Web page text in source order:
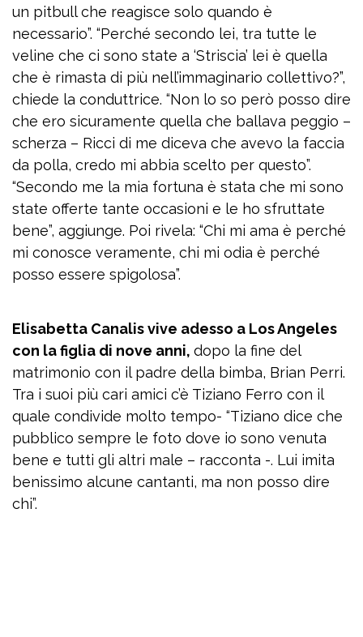
un pitbull che reagisce solo quando è
necessario”. “Perché secondo lei, tra tutte le
veline che ci sono state a ‘Striscia’ lei è quella
che è rimasta di più nell’immaginario collettivo?”,
chiede la conduttrice. “Non lo so però posso dire
che ero sicuramente quella che ballava peggio –
scherza – Ricci di me diceva che avevo la faccia
da polla, credo mi abbia scelto per questo”.
“Secondo me la mia fortuna è stata che mi sono
state offerte tante occasioni e le ho sfruttate
bene”, aggiunge. Poi rivela: “Chi mi ama è perché
mi conosce veramente, chi mi odia è perché
posso essere spigolosa”.
Elisabetta Canalis vive adesso a Los Angeles
con la figlia di nove anni, dopo la fine del
matrimonio con il padre della bimba, Brian Perri.
Tra i suoi più cari amici c’è Tiziano Ferro con il
quale condivide molto tempo- “Tiziano dice che
pubblico sempre le foto dove io sono venuta
bene e tutti gli altri male – racconta -. Lui imita
benissimo alcune cantanti, ma non posso dire
chi”.